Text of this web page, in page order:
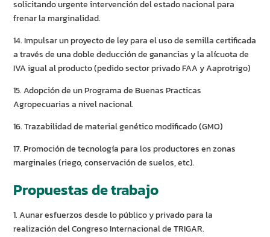
solicitando urgente intervención del estado nacional para
frenar la marginalidad.
14. Impulsar un proyecto de ley para el uso de semilla certificada
a través de una doble deducción de ganancias y la alícuota de
IVA igual al producto (pedido sector privado FAA y Aaprotrigo)
15. Adopción de un Programa de Buenas Practicas
Agropecuarias a nivel nacional.
16. Trazabilidad de material genético modificado (GMO)
17. Promoción de tecnología para los productores en zonas
marginales (riego, conservación de suelos, etc).
Propuestas de trabajo
1. Aunar esfuerzos desde lo público y privado para la
realización del Congreso Internacional de TRIGAR.